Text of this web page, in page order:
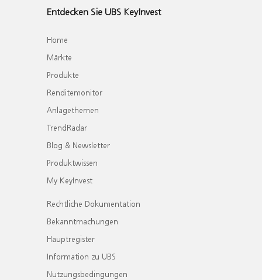
Entdecken Sie UBS KeyInvest
Home
Märkte
Produkte
Renditemonitor
Anlagethemen
TrendRadar
Blog & Newsletter
Produktwissen
My KeyInvest
Rechtliche Dokumentation
Bekanntmachungen
Hauptregister
Information zu UBS
Nutzungsbedingungen